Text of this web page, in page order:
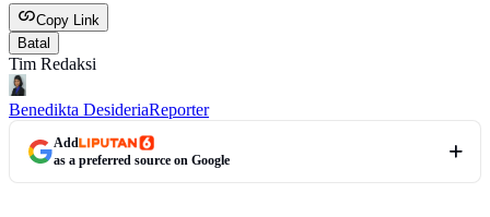
Copy Link
Batal
Tim Redaksi
Benedikta DesideriaReporter
Add
as a preferred source on Google